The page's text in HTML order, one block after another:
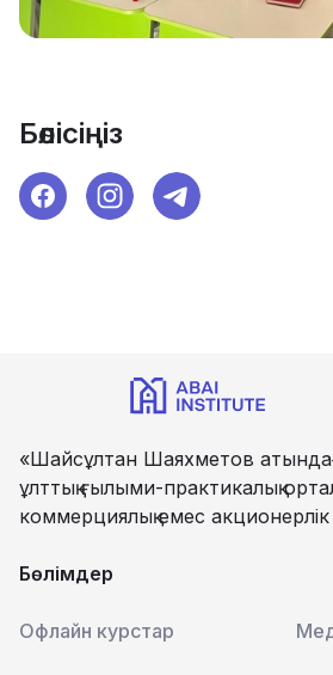
Бөлісіңіз
«Шайсұлтан Шаяхметов
ұлттық ғылыми-практикалық
коммерциялық емес акционерлік
Бөлімдер
Офлайн курстар